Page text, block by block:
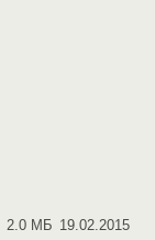
2.0 МБ 19.02.2015